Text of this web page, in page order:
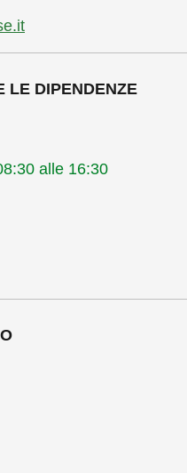
LE DIPENDENZE
alle 16:30